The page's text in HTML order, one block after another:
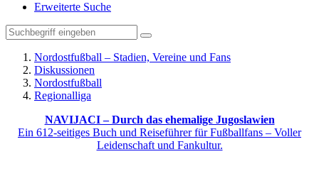
Erweiterte Suche
Nordostfußball – Stadien, Vereine und Fans
Diskussionen
Nordostfußball
Regionalliga
NAVIJACI – Durch das ehemalige Jugoslawien
Ein 612-seitiges Buch und Reiseführer für Fußballfans – Voller
Leidenschaft und Fankultur.